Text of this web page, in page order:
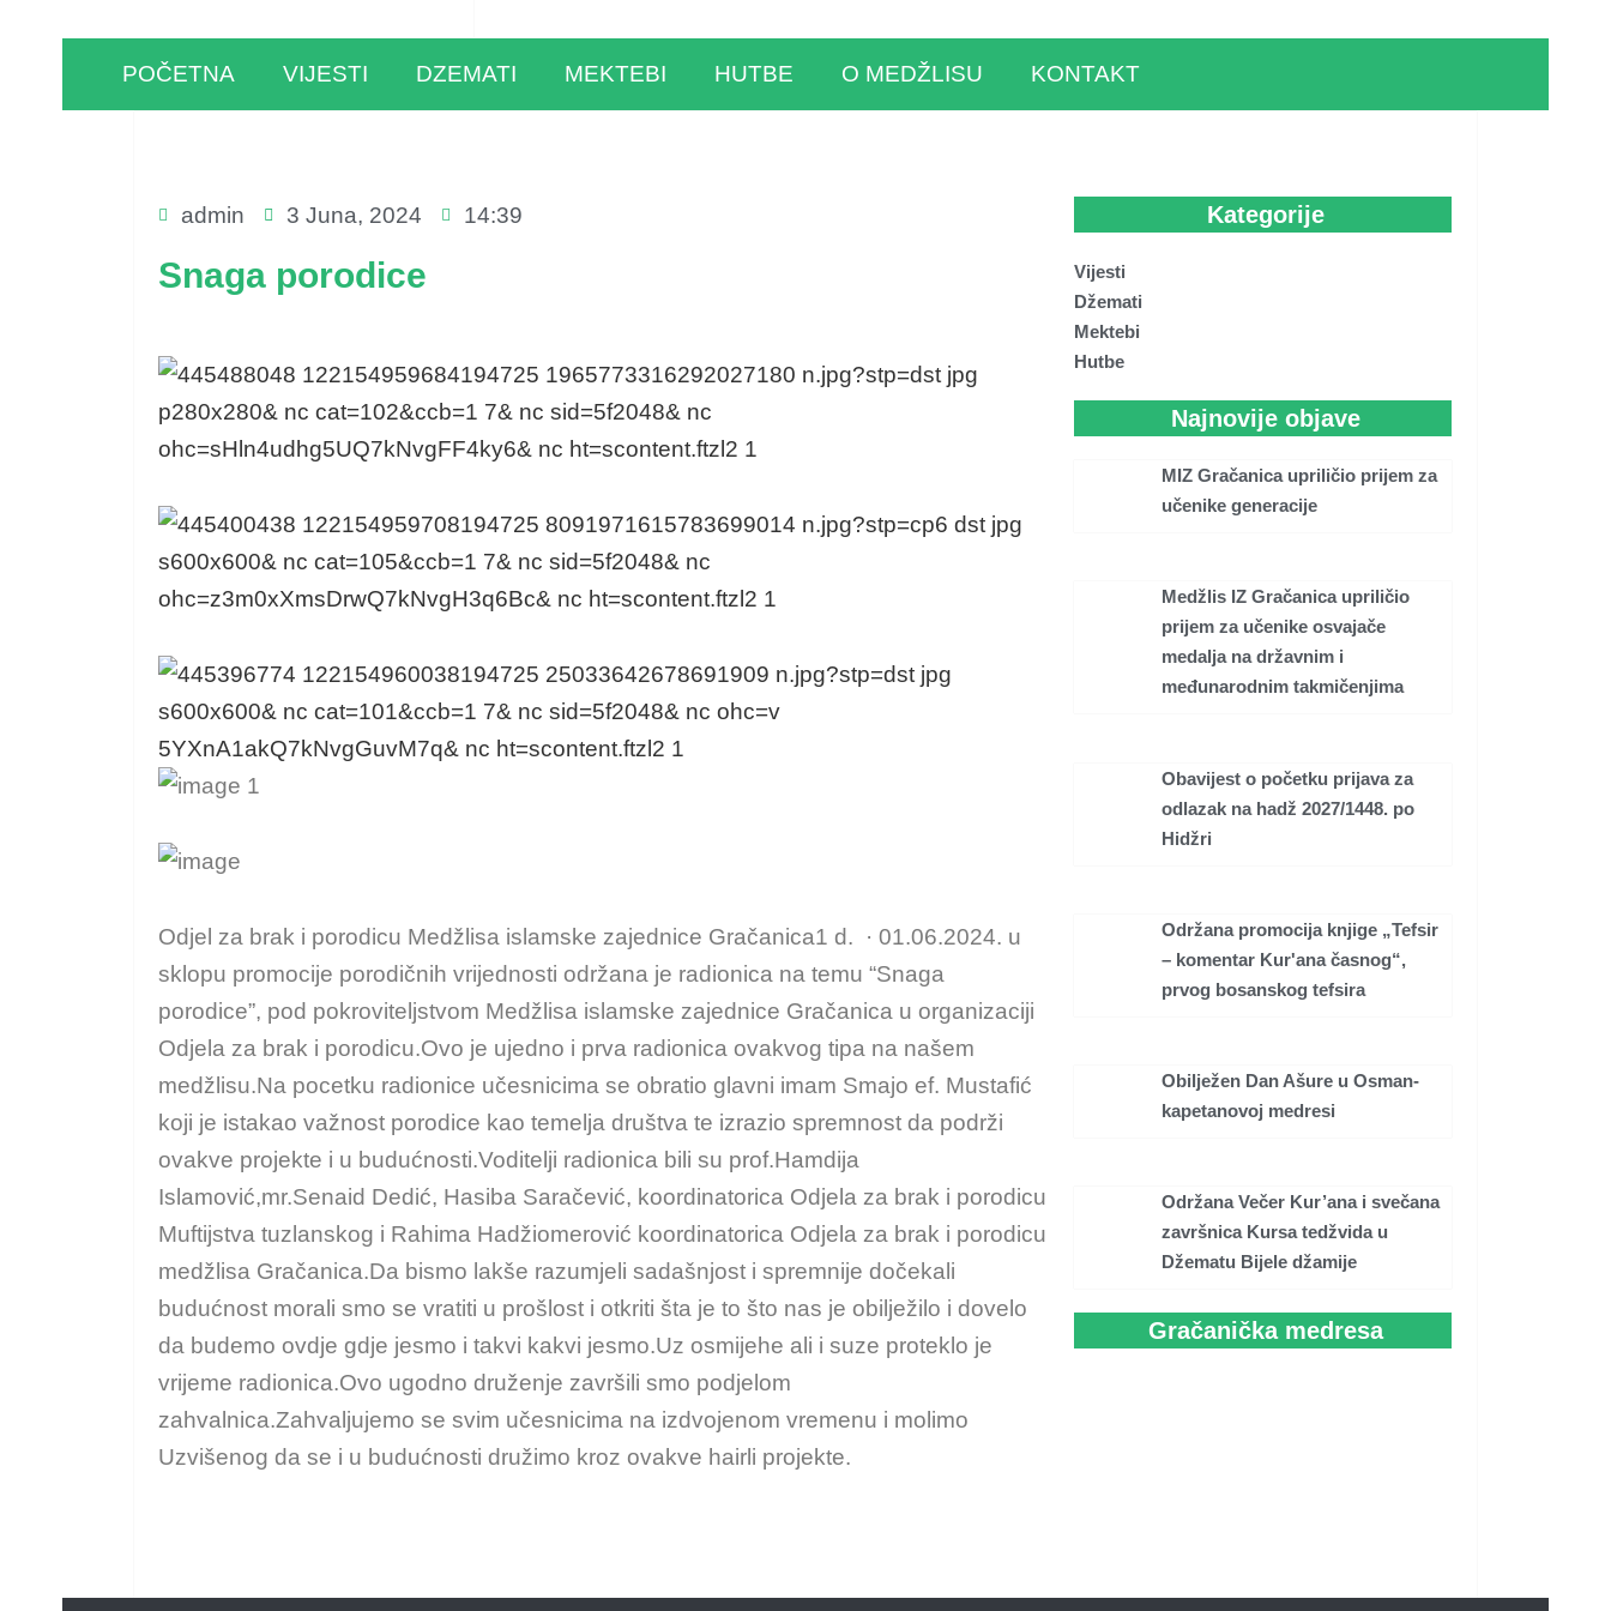
POČETNA VIJESTI DZEMATI MEKTEBI HUTBE O MEDŽLISU KONTAKT
admin 3 Juna, 2024 14:39
Snaga porodice
Odjel za brak i porodicu Medžlisa islamske zajednice Gračanica1 d. · 01.06.2024. u
sklopu promocije porodičnih vrijednosti održana je radionica na temu “Snaga
porodice”, pod pokroviteljstvom Medžlisa islamske zajednice Gračanica u organizaciji
Odjela za brak i porodicu.Ovo je ujedno i prva radionica ovakvog tipa na našem
medžlisu.Na pocetku radionice učesnicima se obratio glavni imam Smajo ef. Mustafić
koji je istakao važnost porodice kao temelja društva te izrazio spremnost da podrži
ovakve projekte i u budućnosti.Voditelji radionica bili su prof.Hamdija
Islamović,mr.Senaid Dedić, Hasiba Saračević, koordinatorica Odjela za brak i porodicu
Muftijstva tuzlanskog i Rahima Hadžiomerović koordinatorica Odjela za brak i porodicu
medžlisa Gračanica.Da bismo lakše razumjeli sadašnjost i spremnije dočekali
budućnost morali smo se vratiti u prošlost i otkriti šta je to što nas je obilježilo i dovelo
da budemo ovdje gdje jesmo i takvi kakvi jesmo.Uz osmijehe ali i suze proteklo je
vrijeme radionica.Ovo ugodno druženje završili smo podjelom
zahvalnica.Zahvaljujemo se svim učesnicima na izdvojenom vremenu i molimo
Uzvišenog da se i u budućnosti družimo kroz ovakve hairli projekte.
Kategorije
Vijesti
Džemati
Mektebi
Hutbe
Najnovije objave
MIZ Gračanica upriličio prijem za
učenike generacije
Medžlis IZ Gračanica upriličio
prijem za učenike osvajače
medalja na državnim i
međunarodnim takmičenjima
Obavijest o početku prijava za
odlazak na hadž 2027/1448. po
Hidžri
Održana promocija knjige „Tefsir
– komentar Kur'ana časnog“,
prvog bosanskog tefsira
Obilježen Dan Ašure u Osman-
kapetanovoj medresi
Održana Večer Kur’ana i svečana
završnica Kursa tedžvida u
Džematu Bijele džamije
Gračanička medresa